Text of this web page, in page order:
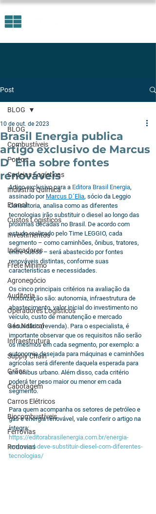
Post
BLOG
Combustíveis
Portos
Cadeias Logísticas
Indústria Química
Etanol
Custos Logísticos
Investimentos
Indicadores
Frete Mínimo
Agronegócio
Auditoria
Operadores Logísticos
Gás Natural
Infraestrutura
Supply Chain
Grãos
Cabotagem
Carros Elétricos
Biocombustíveis
Ferrovias
Rodovias
BLOG
Brasil Energia publica
artigo exclusivo de Marcus
D´Elia sobre fontes
renováveis
10 de out. de 2023
Artigo exclusivo para a Editora Brasil Energia,
assinado por Marcus D´Elia, sócio da Leggio
Consultoria, analisa como as diferentes
tecnologias irão substituir o diesel ao longo das
próximas décadas no Brasil. De acordo com
estudo realizado pelo Time LEGGIO, cada
segmento – como caminhões, ônibus, tratores,
entre outros – será abastecido por fontes
renováveis distintas, conforme suas
características e necessidades.
Os cinco principais critérios na avaliação da
motorização são: autonomia, infraestrutura de
abastecimento, valor inicial do investimento no
veículo, custo de manutenção e mercado
secundário (revenda). Para o especialista, é
importante observar que os requisitos não serão
os mesmos em cada segmento, por exemplo: a
autonomia desejada para máquinas e caminhões
agrícolas será diferente daquela esperada para
um ônibus urbano. Além disso, cada critério
poderá ter peso maior ou menor em cada
segmento.
Para quem acompanha os setores de petróleo e
gás e energia renovável, vale conferir o artigo na
íntegra:
https://editorabrasilenergia.com.br/energia-
renovavel-deve-substituir-diesel-com-diferentes-
tecnologias/